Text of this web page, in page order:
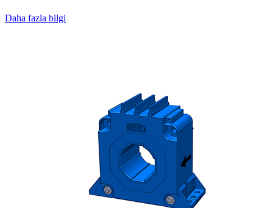
Daha fazla bilgi